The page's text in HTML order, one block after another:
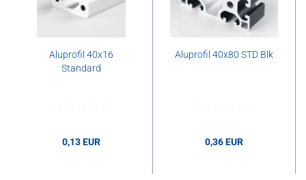
Aluprofil 40x16
Standard
0,13 EUR
Aluprofil 40x80 STD Blk
0,36 EUR